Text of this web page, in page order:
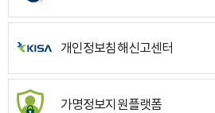
개인정보침해신고센터
가명정보지원플랫폼